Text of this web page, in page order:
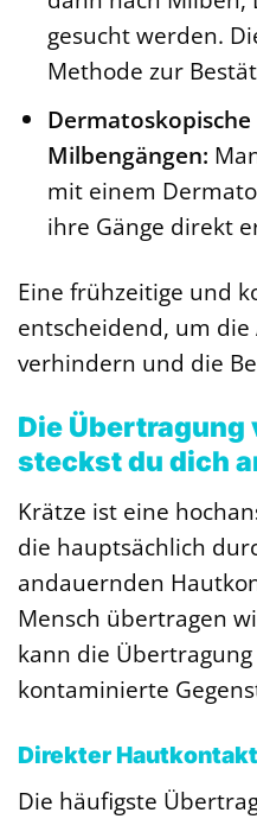
gesucht werden.
Methode zur
Milbengängen:
mit einem
ihre Gänge direkt
Eine frühzeitige und
entscheidend, um die
verhindern und die
Die Übertragung
steckst du dich
Krätze ist eine
die hauptsächlich
andauernden
Mensch übertragen
kann die
kontaminierte
Direkter Hautkontakt
Die häufigste